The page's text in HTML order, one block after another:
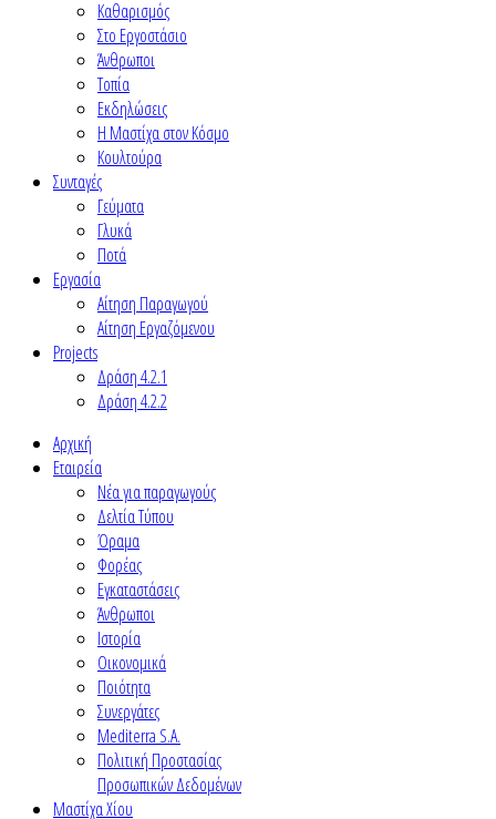
Καθαρισμός
Στο Εργοστάσιο
Άνθρωποι
Τοπία
Εκδηλώσεις
Η Μαστίχα στον Κόσμο
Κουλτούρα
Συνταγές
Γεύματα
Γλυκά
Ποτά
Εργασία
Αίτηση Παραγωγού
Αίτηση Εργαζόμενου
Projects
Δράση 4.2.1
Δράση 4.2.2
Αρχική
Εταιρεία
Νέα για παραγωγούς
Δελτία Τύπου
Όραμα
Φορέας
Εγκαταστάσεις
Άνθρωποι
Ιστορία
Οικονομικά
Ποιότητα
Συνεργάτες
Mediterra S.A.
Πολιτική Προστασίας
Προσωπικών Δεδομένων
Μαστίχα Χίου